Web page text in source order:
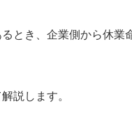
とき、 企業側から休業
説します。